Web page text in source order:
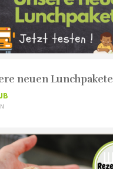
neuen Lunchpakete